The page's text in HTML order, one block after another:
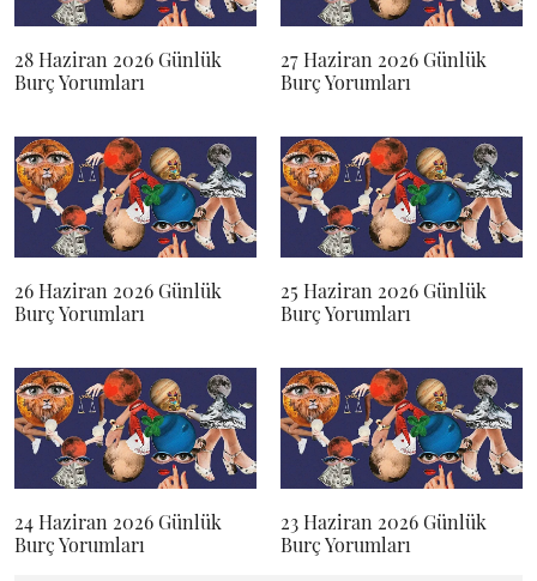
28 Haziran 2026 Günlük
Burç Yorumları
27 Haziran 2026 Günlük
Burç Yorumları
26 Haziran 2026 Günlük
Burç Yorumları
25 Haziran 2026 Günlük
Burç Yorumları
24 Haziran 2026 Günlük
Burç Yorumları
23 Haziran 2026 Günlük
Burç Yorumları